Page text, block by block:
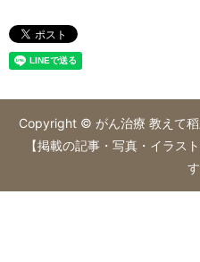
Copyright © がん治療 教えて
【掲載の記事・写真・イラス
す